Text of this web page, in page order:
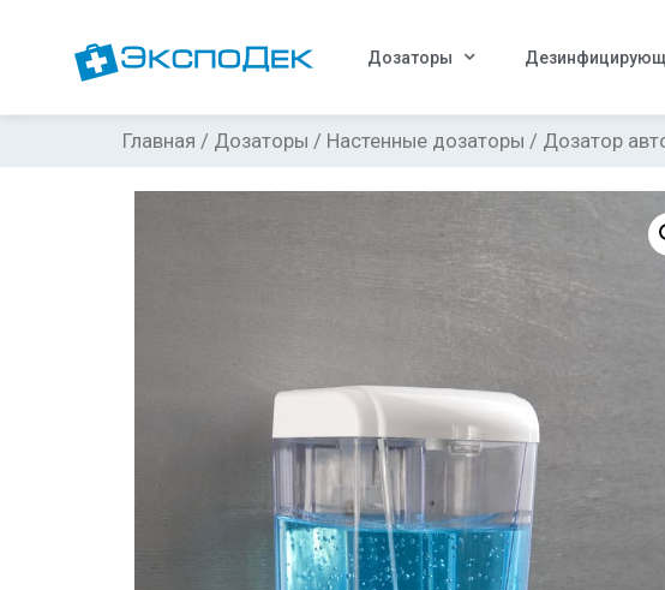
Дозаторы
Главная / Дозаторы / Настенные дозаторы / Дозатор